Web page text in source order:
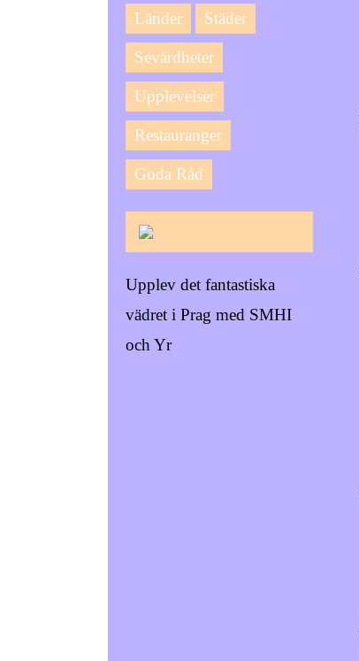
Länder Städer
Sevärdheter
Upplevelser
Restauranger
Goda Råd
Upplev det fantastiska
vädret i Prag med SMHI
och Yr